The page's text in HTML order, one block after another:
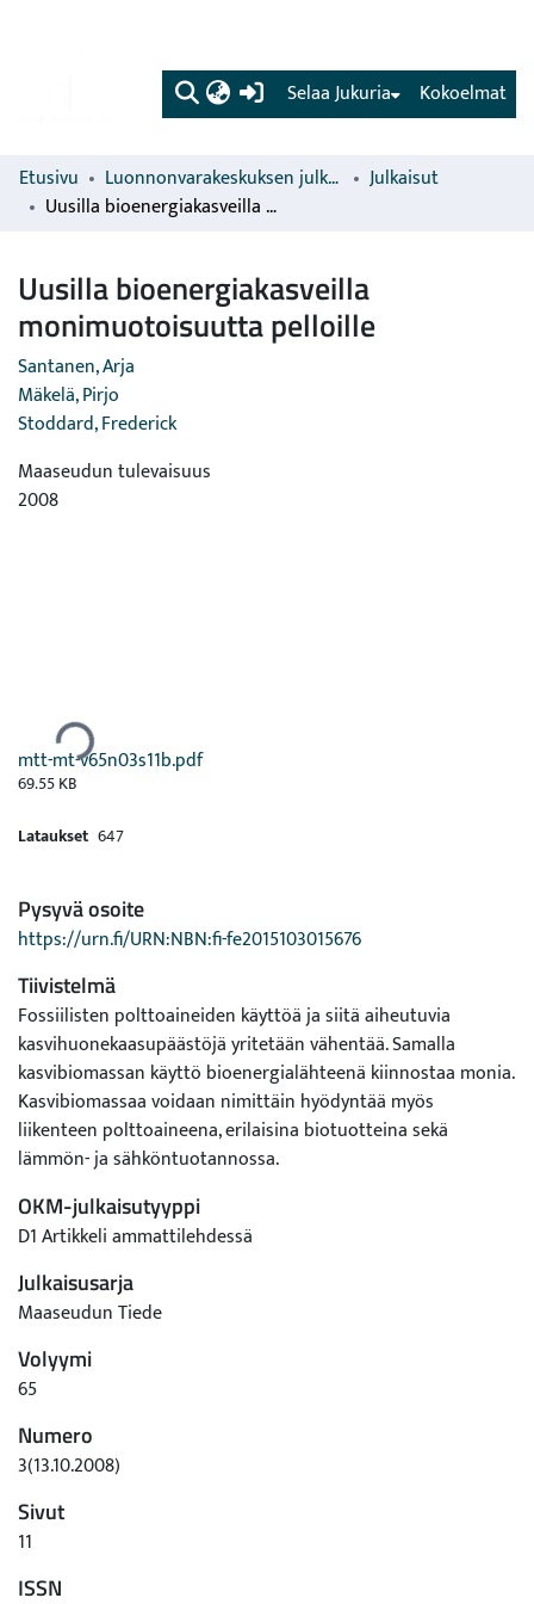
(current) Kokoelmat
Selaa Jukuria
Etusivu Luonnonvarakeskuksen julkaisut
Julkaisut
Uusilla bioenergiakasveilla monimuotoisuutta pelloille
Uusilla bioenergiakasveilla
monimuotoisuutta pelloille
Santanen, Arja
Mäkelä, Pirjo
Stoddard, Frederick
Maaseudun tulevaisuus
2008
Ladataan...
mtt-mt-v65n03s11b.pdf
69.55 KB
Lataukset 647
Pysyvä osoite
https://urn.fi/URN:NBN:fi-fe2015103015676
Tiivistelmä
Fossiilisten polttoaineiden käyttöä ja siitä aiheutuvia
kasvihuonekaasupäästöjä yritetään vähentää. Samalla
kasvibiomassan käyttö bioenergialähteenä kiinnostaa monia.
Kasvibiomassaa voidaan nimittäin hyödyntää myös
liikenteen polttoaineena, erilaisina biotuotteina sekä
lämmön- ja sähköntuotannossa.
OKM-julkaisutyyppi
D1 Artikkeli ammattilehdessä
Julkaisusarja
Maaseudun Tiede
Volyymi
65
Numero
3(13.10.2008)
Sivut
11
ISSN